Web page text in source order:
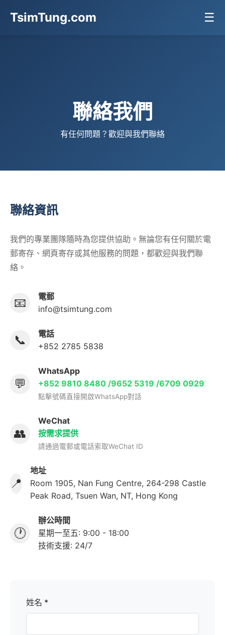
TsimTung.com ☰
聯絡我們
有任何問題？歡迎與我們聯絡
聯絡資訊
我們的專業團隊隨時為您提供協助。無論您有任何關於電
郵寄存、網頁寄存或其他服務的問題，都歡迎與我們聯
絡。
📧
電郵
info@tsimtung.com
📞
電話
+852 2785 5838
💬
WhatsApp
+852 9810 8480 /9652 5319 /6709 0929
點擊號碼直接開啟WhatsApp對話
👥
WeChat
按需求提供
請通過電郵或電話索取WeChat ID
📍
地址
Room 1905, Nan Fung Centre, 264-298 Castle
Peak Road, Tsuen Wan, NT, Hong Kong
🕐
辦公時間
星期一至五: 9:00 - 18:00
技術支援: 24/7
姓名 *